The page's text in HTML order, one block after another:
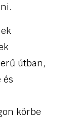
útban,
és
körbe